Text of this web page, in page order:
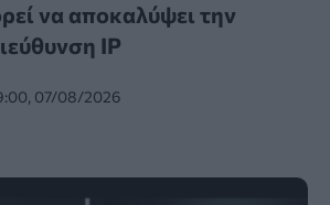
να αποκαλύψει την
IP
07/08/2026